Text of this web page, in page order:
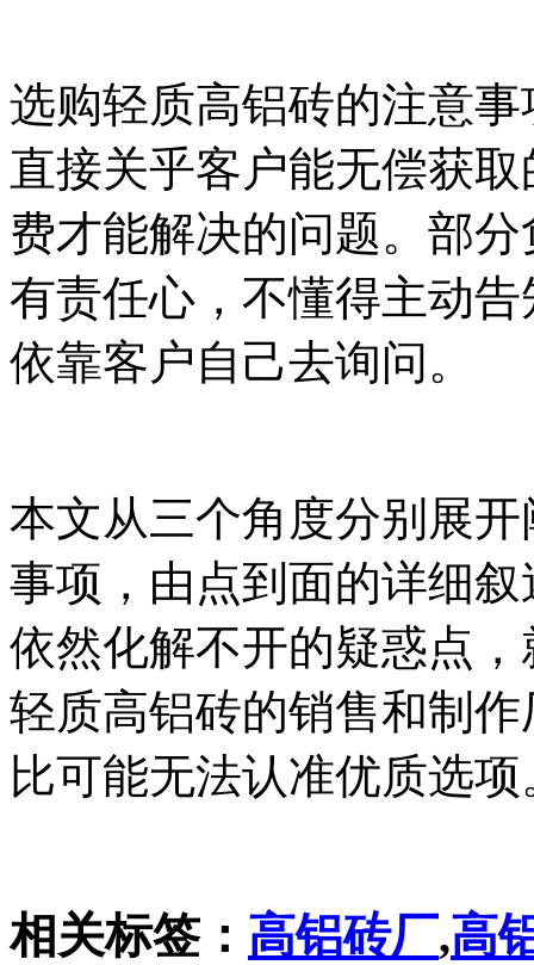
选购轻质高铝砖的注意
直接关乎客户能无偿获
费才能解决的问题。部
有责任心，不懂得主动
依靠客户自己去询问。
本文从三个角度分别展
事项，由点到面的详细
依然化解不开的疑惑点
轻质高铝砖的销售和制
比可能无法认准优质选项
相关标签： 高铝砖厂,高